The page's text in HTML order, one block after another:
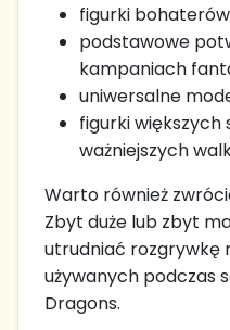
figurki
podstawowe
kampaniach
uniwersalne
figurki większych
ważniejszych
Warto również
Zbyt duże lub zbyt
utrudniać rozgrywkę
używanych podczas
Dragons.